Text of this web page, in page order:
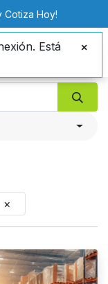
Cotiza Hoy!
×
Está